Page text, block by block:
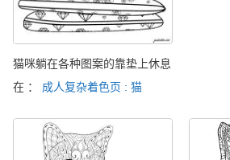
猫咪躺在各种图案的靠垫上休息
在 ： 成人复杂着色页 : 猫